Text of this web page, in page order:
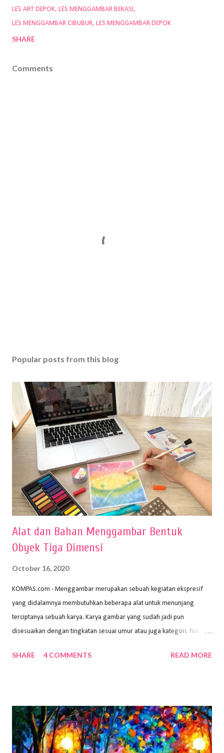
LES ART DEPOK LES MENGGAMBAR BEKASI
LES MENGGAMBAR CIBUBUR LES MENGGAMBAR DEPOK
SHARE
Comments
Popular posts from this blog
Alat dan Bahan Menggambar Bentuk
Obyek Tiga Dimensi
October 16, 2020
KOMPAS.com - Menggambar merupakan sebuah kegiatan ekspresif
yang didalamnya membutuhkan beberapa alat untuk menunjang
terciptanya sebuah karya. Karya gambar yang sudah jadi pun
disesuaikan dengan tingkatan sesuai umur atau juga kategori. Namun,
sehingga hasilnya bisa dilihat. Peran alat dan bahan sangat
memiliki spesifikasi berbeda sesuai jenisnya. Berikut peralatan
menggambar bentuk: 1. Kertas Gambar Kegiatan menggambar
membutuhkan kertas yang baik agar proses pembuatan gambar lebih
SHARE 4 COMMENTS READ MORE